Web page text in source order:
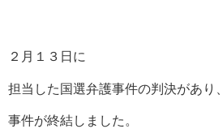
２月１３日に
担当した国選弁護事件の判決があり、
事件が終結しました。